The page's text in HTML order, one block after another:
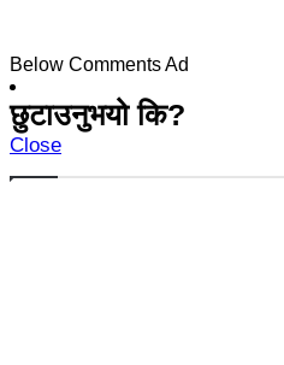
Below Comments Ad
छुटाउनुभयो कि?
Close